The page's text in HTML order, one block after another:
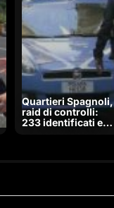
Quartieri Spagnoli,
raid di controlli:
233 identificati e…